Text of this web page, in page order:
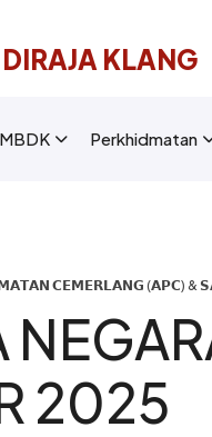
KLANG
navigation
MBDK Perkhidmatan
𝗖𝗘𝗠𝗘𝗥𝗟𝗔𝗡𝗚 (𝗔𝗣𝗖) &
2025